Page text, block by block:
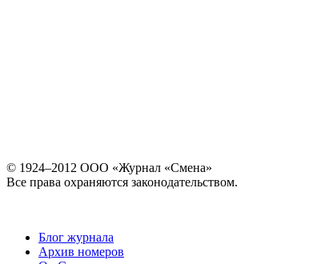
© 1924–2012 ООО «Журнал «Смена»
Все права охраняются законодательством.
Блог журнала
Архив номеров